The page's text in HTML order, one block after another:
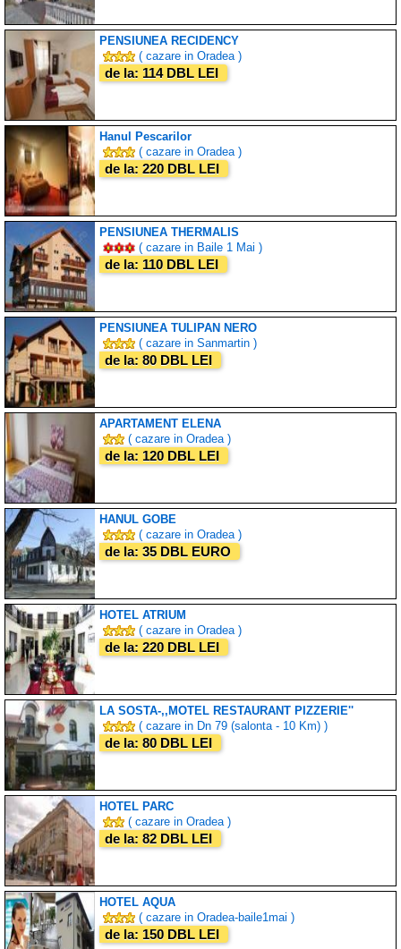
PENSIUNEA RECIDENCY
( cazare in Oradea )
de la: 114 DBL LEI
Hanul Pescarilor
( cazare in Oradea )
de la: 220 DBL LEI
PENSIUNEA THERMALIS
( cazare in Baile 1 Mai )
de la: 110 DBL LEI
PENSIUNEA TULIPAN NERO
( cazare in Sanmartin )
de la: 80 DBL LEI
APARTAMENT ELENA
( cazare in Oradea )
de la: 120 DBL LEI
HANUL GOBE
( cazare in Oradea )
de la: 35 DBL EURO
HOTEL ATRIUM
( cazare in Oradea )
de la: 220 DBL LEI
LA SOSTA-,,MOTEL RESTAURANT PIZZERIE''
( cazare in Dn 79 (salonta - 10 Km) )
de la: 80 DBL LEI
HOTEL PARC
( cazare in Oradea )
de la: 82 DBL LEI
HOTEL AQUA
( cazare in Oradea-baile1mai )
de la: 150 DBL LEI